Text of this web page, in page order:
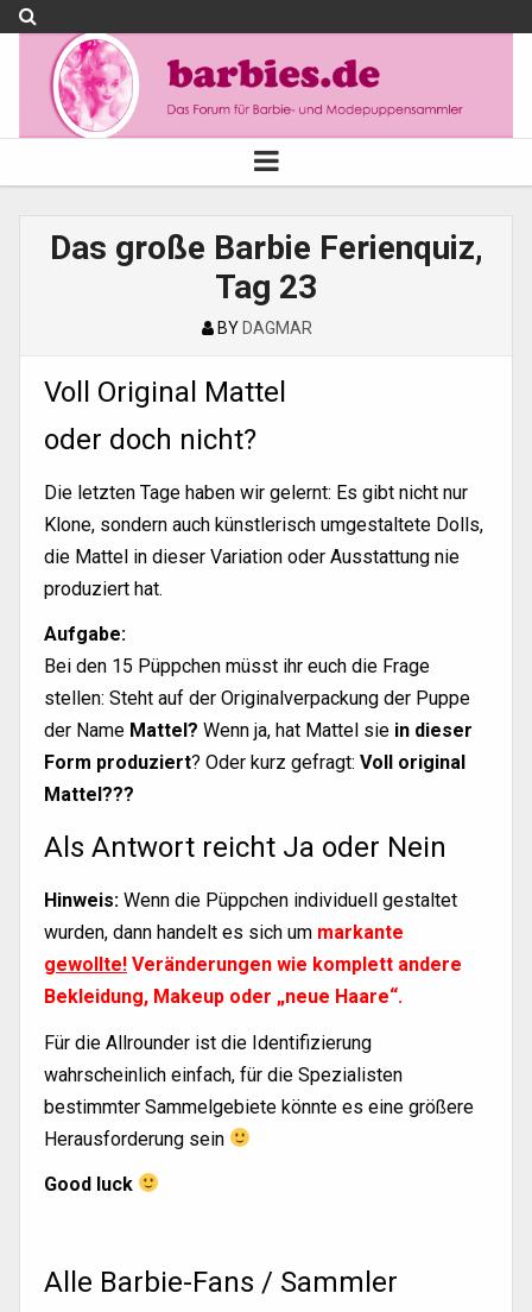
Das große Barbie Ferienquiz,
Tag 23
BY DAGMAR
Voll Original Mattel
oder doch nicht?
Die letzten Tage haben wir gelernt: Es gibt nicht nur
Klone, sondern auch künstlerisch umgestaltete Dolls,
die Mattel in dieser Variation oder Ausstattung nie
produziert hat.
Aufgabe:
Bei den 15 Püppchen müsst ihr euch die Frage
stellen: Steht auf der Originalverpackung der Puppe
der Name Mattel? Wenn ja, hat Mattel sie in dieser
Form produziert? Oder kurz gefragt: Voll original
Mattel???
Als Antwort reicht Ja oder Nein
Hinweis: Wenn die Püppchen individuell gestaltet
wurden, dann handelt es sich um markante
gewollte! Veränderungen wie komplett andere
Bekleidung, Makeup oder „neue Haare“.
Für die Allrounder ist die Identifizierung
wahrscheinlich einfach, für die Spezialisten
bestimmter Sammelgebiete könnte es eine größere
Herausforderung sein
Good luck
Alle Barbie-Fans / Sammler